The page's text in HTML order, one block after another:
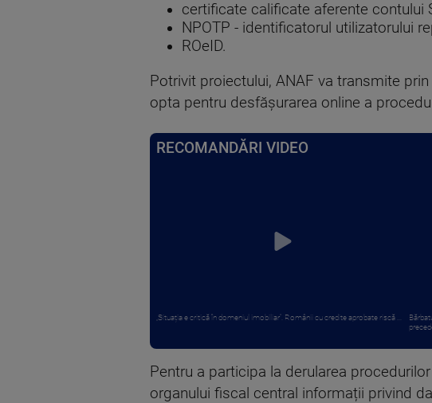
certificate calificate aferente contului
NPOTP - identificatorul utilizatorului
ROeID.
Potrivit proiectului, ANAF va transmite
opta pentru desfășurarea online a
RECOMANDĂRI VIDEO
„Situația e critică în domeniul imobiliar”. Românii cu credite aprobate riscă ...
Pentru a participa la derularea
organului fiscal central informații privind